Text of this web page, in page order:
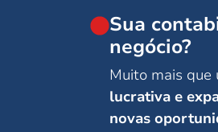
Sua
negócio?
Muito mais
lucrativa e
novas